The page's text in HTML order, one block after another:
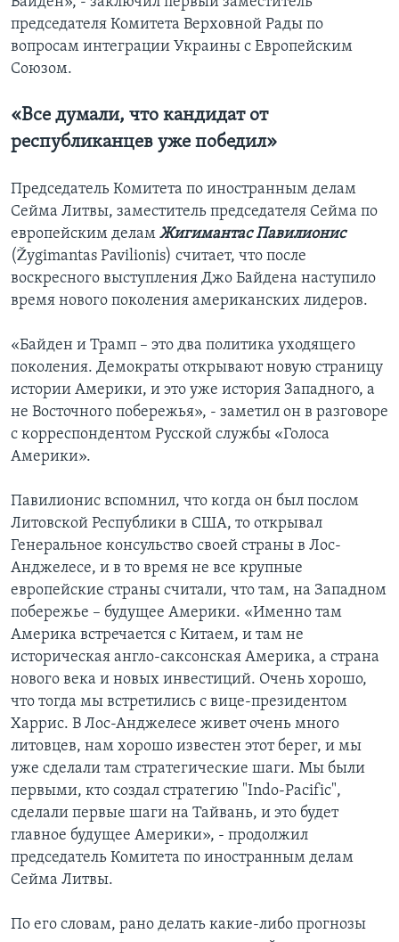
председателя Комитета Верховной Рады по
вопросам интеграции Украины с Европейским
Союзом.
«Все думали, что кандидат от
республиканцев уже победил»
Председатель Комитета по иностранным делам
Сейма Литвы, заместитель председателя Сейма по
европейским делам Жигимантас Павилионис
(Žygimantas Pavilionis) считает, что после
воскресного выступления Джо Байдена наступило
время нового поколения американских лидеров.
«Байден и Трамп – это два политика уходящего
поколения. Демократы открывают новую страницу
истории Америки, и это уже история Западного, а
не Восточного побережья», - заметил он в разговоре
с корреспондентом Русской службы «Голоса
Америки».
Павилионис вспомнил, что когда он был послом
Литовской Республики в США, то открывал
Генеральное консульство своей страны в Лос-
Анджелесе, и в то время не все крупные
европейские страны считали, что там, на Западном
побережье – будущее Америки. «Именно там
Америка встречается с Китаем, и там не
историческая англо-саксонская Америка, а страна
нового века и новых инвестиций. Очень хорошо,
что тогда мы встретились с вице-президентом
Харрис. В Лос-Анджелесе живет очень много
литовцев, нам хорошо известен этот берег, и мы
уже сделали там стратегические шаги. Мы были
первыми, кто создал стратегию "Indo-Paсific",
сделали первые шаги на Тайвань, и это будет
главное будущее Америки», - продолжил
председатель Комитета по иностранным делам
Сейма Литвы.
По его словам, рано делать какие-либо прогнозы